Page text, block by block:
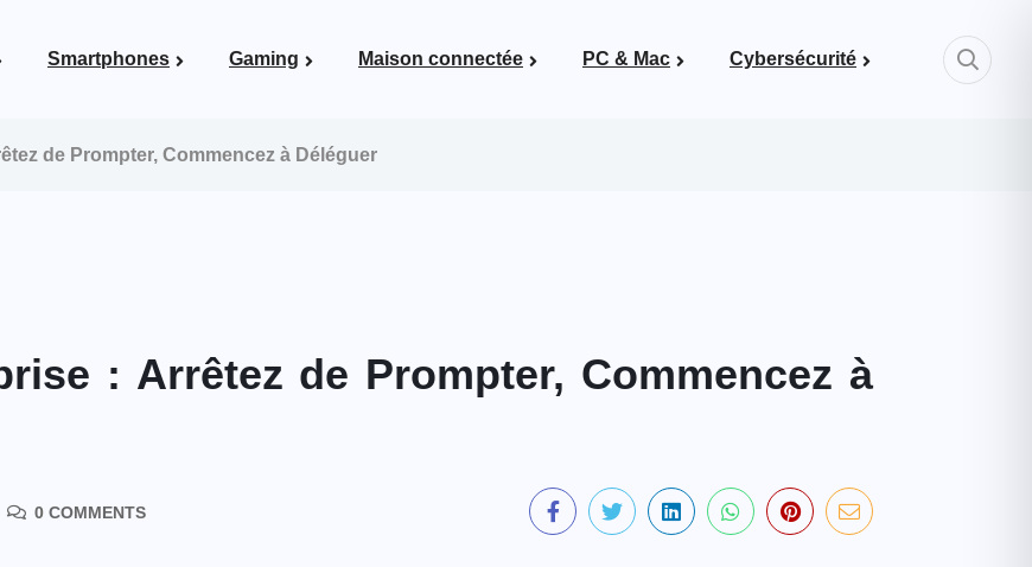
Smartphones Gaming Maison connectée PC & Mac Cybersécurité
de Prompter, Commencez à Déléguer
: Arrêtez de Prompter, Commencez à
0 COMMENTS